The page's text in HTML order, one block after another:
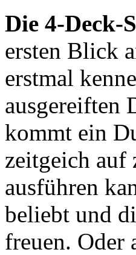
Die 4-Deck-
ersten Blick
erstmal
ausgereiften
kommt ein
zeitgeich auf
ausführen
beliebt und
freuen. Oder